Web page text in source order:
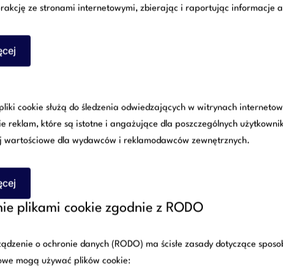
z miejscowym planem
działek
geodetami i wykonawcami
prac inwestor unika
zakończeniu budowy.
ze stronami internetowymi, zbierając i raportując informacje
cookie służą do śledzenia odwiedzających w witrynach
reklam, które są istotne i angażujące dla poszczególnych
wartościowe dla wydawców i reklamodawców zewnętrznych.
plikami cookie zgodnie z RODO
o ochronie danych (RODO) ma ścisłe zasady dotyczące
mogą używać plików cookie: